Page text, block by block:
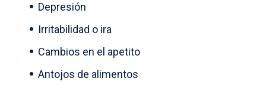
Depresión
Irritabilidad o ira
Cambios en el apetito
Antojos de alimentos